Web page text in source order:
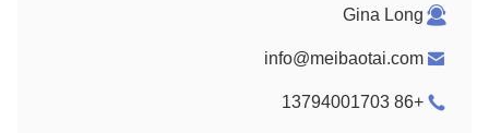
Gina Long
info@meibaotai.com
+86 13794001703